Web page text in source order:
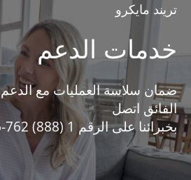
تريند مايكرو
خدمات الدعم
ضمان سلاسة العمليات مع الدعم
الفائق اتصل
بخبرائنا على الرقم 1 (888) 762-8736